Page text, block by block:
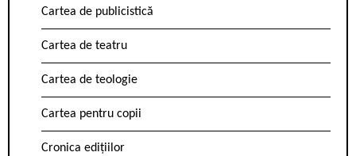
Cartea de publicistică
Cartea de teatru
Cartea de teologie
Cartea pentru copii
Cronica edițiilor